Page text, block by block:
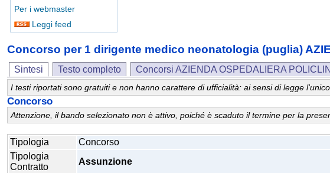
Per i webmaster
Leggi feed
Concorso per 1 dirigente medico neonatologia (puglia)
Sintesi Testo completo Concorsi AZIENDA OSPEDALIERA
I testi riportati sono gratuiti e non hanno carattere di ufficialità: ai sensi di legge
Concorso
Attenzione, il bando selezionato non è attivo, poiché è scaduto il termine per la
Tipologia
Concorso
Tipologia
Contratto
Assunzione